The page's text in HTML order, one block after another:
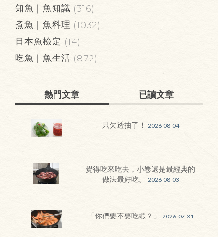
知魚｜魚知識 (316)
煮魚｜魚料理 (1032)
日本魚檢定 (14)
吃魚｜魚生活 (872)
熱門文章 已讀文章
只欠透抽了！ 2026-08-04
覺得吃來吃去，小卷還是最經典的
做法最好吃。
2026-08-03
「你們要不要吃蝦？」 2026-07-31